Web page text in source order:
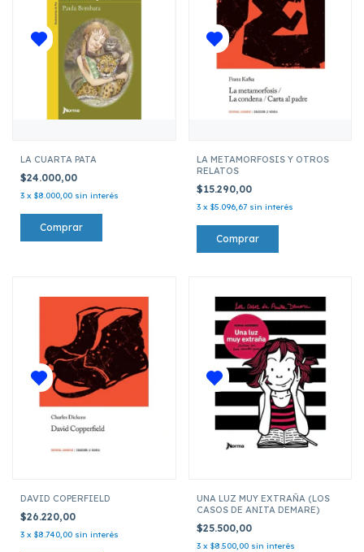
LA CUARTA PATA
$24.000,00
3 x $8.000,00 sin interés
LA METAMORFOSIS Y OTROS
RELATOS
$15.290,00
3 x $5.096,67 sin interés
DAVID COPERFIELD
$26.220,00
3 x $8.740,00 sin interés
UNA LUZ MUY EXTRAÑA (LOS
CASOS DE ANITA DEMARE)
$25.500,00
3 x $8.500,00 sin interés